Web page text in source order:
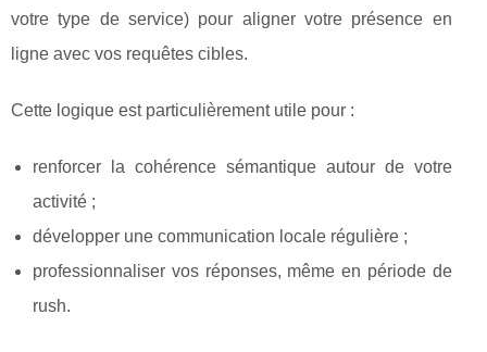
votre type de service) pour aligner votre présence en
ligne avec vos requêtes cibles.
Cette logique est particulièrement utile pour :
renforcer la cohérence sémantique autour de votre
activité ;
développer une communication locale régulière ;
professionnaliser vos réponses, même en période de
rush.